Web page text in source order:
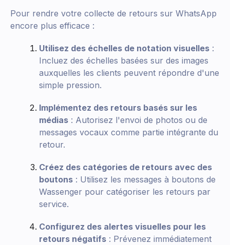
Pour rendre votre collecte de retours sur WhatsApp
encore plus efficace :
Utilisez des échelles de notation visuelles :
Incluez des échelles basées sur des images
auxquelles les clients peuvent répondre d'une
simple pression.
Implémentez des retours basés sur les
médias : Autorisez l'envoi de photos ou de
messages vocaux comme partie intégrante du
retour.
Créez des catégories de retours avec des
boutons : Utilisez les messages à boutons de
Wassenger pour catégoriser les retours par
service.
Configurez des alertes visuelles pour les
retours négatifs : Prévenez immédiatement